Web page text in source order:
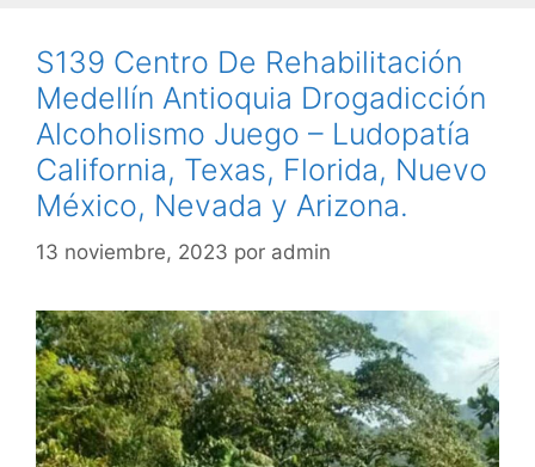
S139 Centro De Rehabilitación
Medellín Antioquia Drogadicción
Alcoholismo Juego – Ludopatía
California, Texas, Florida, Nuevo
México, Nevada y Arizona.
13 noviembre, 2023 por admin